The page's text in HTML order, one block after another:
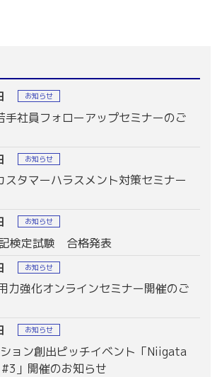
お知らせ
手社員フォローアップセミナーのご
お知らせ
スタマーハラスメント対策セミナー
お知らせ
検定試験 合格発表
お知らせ
強化オンラインセミナー開催のご
お知らせ
ョン創出ピッチイベント「Niigata
」開催のお知らせ